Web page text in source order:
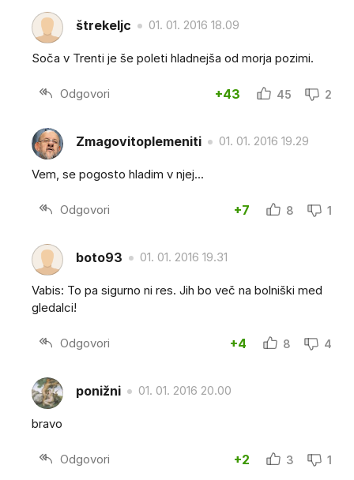
štrekeljc 01. 01. 2016 18.09
Soča v Trenti je še poleti hladnejša od morja pozimi.
Odgovori +43 45 2
Zmagovitoplemeniti 01. 01. 2016 19.29
Vem, se pogosto hladim v njej...
Odgovori +7 8 1
boto93 01. 01. 2016 19.31
Vabis: To pa sigurno ni res. Jih bo več na bolniški med
gledalci!
Odgovori +4 8 4
ponižni 01. 01. 2016 20.00
bravo
Odgovori +2 3 1